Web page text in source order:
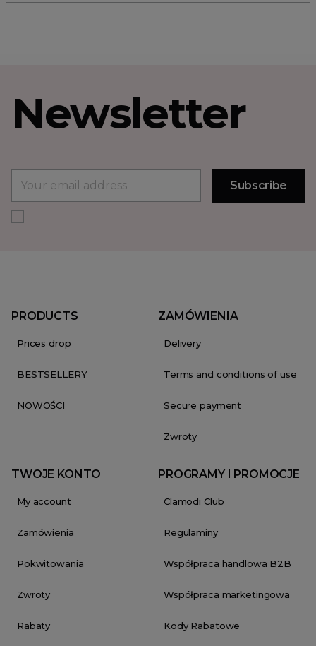
Newsletter
PRODUCTS
Prices drop
BESTSELLERY
NOWOŚCI
ZAMÓWIENIA
Delivery
Terms and conditions of use
Secure payment
Zwroty
TWOJE KONTO
My account
Zamówienia
Pokwitowania
Zwroty
Rabaty
PROGRAMY I PROMOCJE
Clamodi Club
Regulaminy
Współpraca handlowa B2B
Współpraca marketingowa
Kody Rabatowe